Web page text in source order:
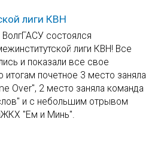
лиги КВН
состоялся
лиги КВН! Все
и показали все свое
почетное 3 место заняла
Over", 2 место заняла команда
и с небольшим отрывом
"Ем и Минь".